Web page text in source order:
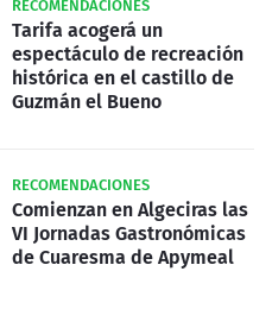
RECOMENDACIONES
Tarifa acogerá un
espectáculo de recreación
histórica en el castillo de
Guzmán el Bueno
RECOMENDACIONES
Comienzan en Algeciras las
VI Jornadas Gastronómicas
de Cuaresma de Apymeal